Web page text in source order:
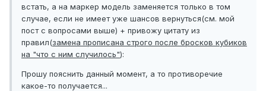
встать, а на маркер модель заменяется только в том
случае, если не имеет уже шансов вернуться(см. мой
пост с вопросами выше) + привожу цитату из
правил(замена прописана строго после бросков кубиков
на "что с ним случилось"):
Прошу пояснить данный момент, а то противоречие
какое-то получается...